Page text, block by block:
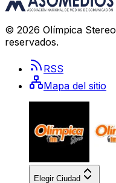
© 2026 Olímpica Stereo
reservados.
RSS
Mapa del sitio
Elegir Ciudad